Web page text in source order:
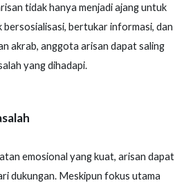
tidak hanya menjadi ajang untuk
bersosialisasi, bertukar informasi, dan
akrab, anggota arisan dapat saling
yang dihadapi.
emosional yang kuat, arisan dapat
dukungan. Meskipun fokus utama